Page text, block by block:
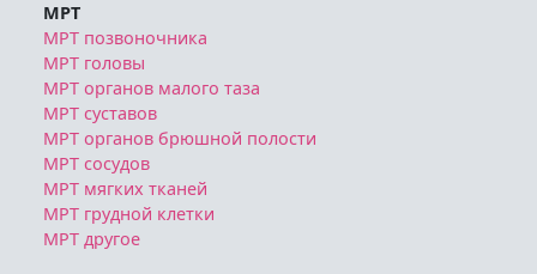
МРТ
МРТ позвоночника
МРТ головы
МРТ органов малого таза
МРТ суставов
МРТ органов брюшной полости
МРТ сосудов
МРТ мягких тканей
МРТ грудной клетки
МРТ другое